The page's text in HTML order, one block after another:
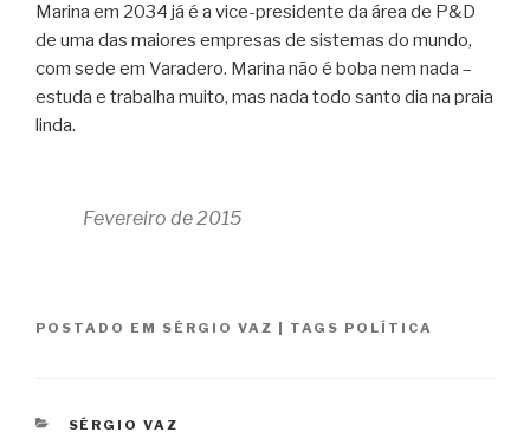
Marina em 2034 já é a vice-presidente da área de P&D
de uma das maiores empresas de sistemas do mundo,
com sede em Varadero. Marina não é boba nem nada –
estuda e trabalha muito, mas nada todo santo dia na praia
linda.
Fevereiro de 2015
POSTADO EM SÉRGIO VAZ TAGS POLÍTICA
CATEGORIAS
SÉRGIO VAZ